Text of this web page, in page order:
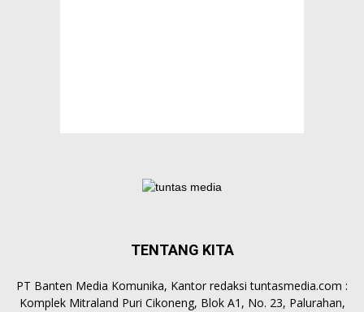
TENTANG KITA
PT Banten Media Komunika, Kantor redaksi tuntasmedia.com :
Komplek Mitraland Puri Cikoneng, Blok A1, No. 23, Palurahan,